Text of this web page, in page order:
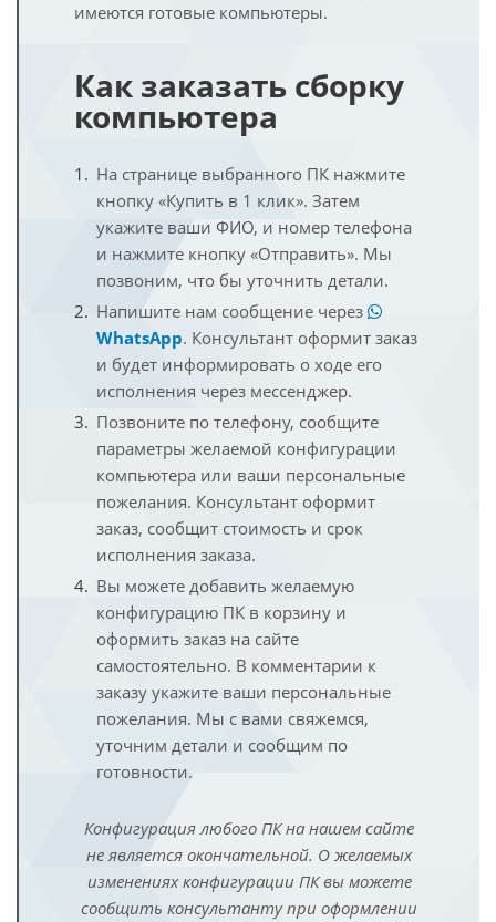
имеются готовые компьютеры.
Как заказать сборку
компьютера
На странице выбранного ПК нажмите
кнопку «Купить в 1 клик». Затем
укажите ваши ФИО, и номер телефона
и нажмите кнопку «Отправить». Мы
позвоним, что бы уточнить детали.
Напишите нам сообщение через
WhatsApp. Консультант оформит заказ
и будет информировать о ходе его
исполнения через мессенджер.
Позвоните по телефону, сообщите
параметры желаемой конфигурации
компьютера или ваши персональные
пожелания. Консультант оформит
заказ, сообщит стоимость и срок
исполнения заказа.
Вы можете добавить желаемую
конфигурацию ПК в корзину и
оформить заказ на сайте
самостоятельно. В комментарии к
заказу укажите ваши персональные
пожелания. Мы с вами свяжемся,
уточним детали и сообщим по
готовности.
Конфигурация любого ПК на нашем сайте
не является окончательной. О желаемых
изменениях конфигурации ПК вы можете
сообщить консультанту при оформлении